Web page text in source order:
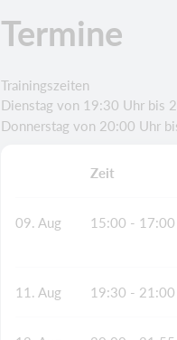
Termine
Trainingszeiten
Dienstag von 19:30 Uhr bis
Donnerstag von 20:00 Uhr
Zeit
09. Aug 15:00 - 17:00
11. Aug 19:30 - 21:00